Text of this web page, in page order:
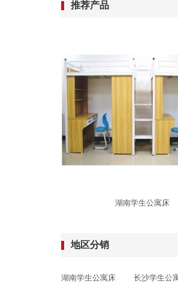
推荐产品
湖南学生公寓床
地区分销
湖南学生公寓床 长沙学生公